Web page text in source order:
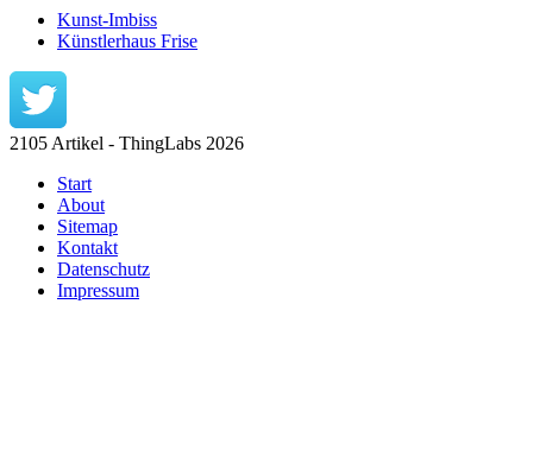
Kunst-Imbiss
Künstlerhaus Frise
2105 Artikel - ThingLabs 2026
Start
About
Sitemap
Kontakt
Datenschutz
Impressum